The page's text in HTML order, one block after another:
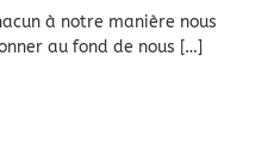
à notre manière nous
au fond de nous […]